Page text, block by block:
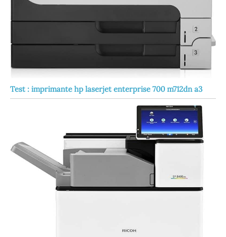
Test : imprimante hp laserjet enterprise 700 m712dn a3